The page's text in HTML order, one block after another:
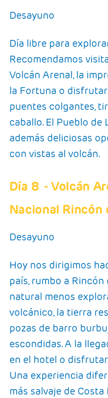
Desayuno
Día libre para
Recomendamos
Volcán Arenal, la
la Fortuna o
puentes colgantes,
caballo. El Pueblo
además deliciosas
con vistas al volcán.
Día 8 - Volcán
Nacional Rincón
Desayuno
Hoy nos dirigimos
país, rumbo a Rincón
natural menos
volcánico, la tierra
pozas de barro
escondidas. A la
en el hotel o
Una experiencia
más salvaje de Costa